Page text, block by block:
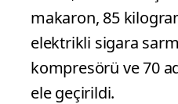
makaron, 85
elektrikli sigara
kompresörü ve 70
ele geçirildi.